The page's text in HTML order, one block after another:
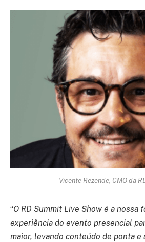
Vicente Rezende, CMO da
“O RD Summit Live Show é a nossa
experiência do evento presencial
maior, levando conteúdo de ponta e